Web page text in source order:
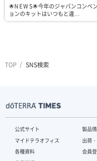
🌟N E W S🌟今年のジャパンコンベ
ョンのキットはいつもと違…
TOP SNS検索
公式サイト
マイドテラオフィス
各種資料
製品
出荷
会員